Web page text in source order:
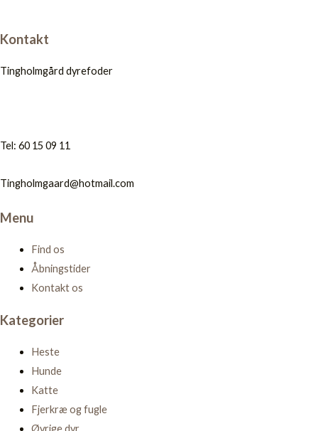
Kontakt
Tingholmgård dyrefoder
Tel: 60 15 09 11
Tingholmgaard@hotmail.com
Menu
Find os
Åbningstider
Kontakt os
Kategorier
Heste
Hunde
Katte
Fjerkræ og fugle